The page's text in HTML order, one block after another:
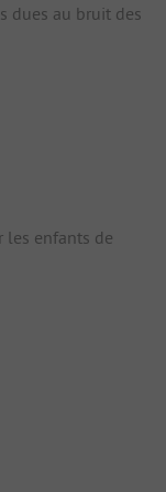
dues au bruit des
les enfants de